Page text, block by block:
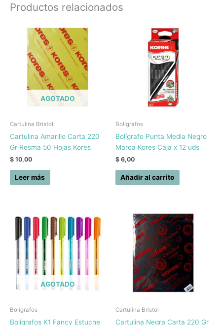
Productos relacionados
AGOTADO
Cartulina Bristol
Cartulina Amarillo Carta 220
Gr Resma 50 Hojas Kores
$ 10,00
Leer más
Bolígrafos
Bolígrafo Punta Media Negro
Marca Kores Caja x 12 uds
$ 6,00
Añadir al carrito
AGOTADO
Bolígrafos
Bolígrafos K1 Fancy Estuche
Cartulina Bristol
Cartulina Negra Carta 220 Gr